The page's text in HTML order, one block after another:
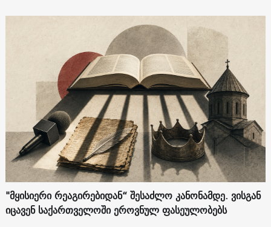
"მყისიერი რეაგირებიდან“ შესაძლო კანონამდე. ვისგან
იცავენ საქართველოში ეროვნულ ფასეულობებს